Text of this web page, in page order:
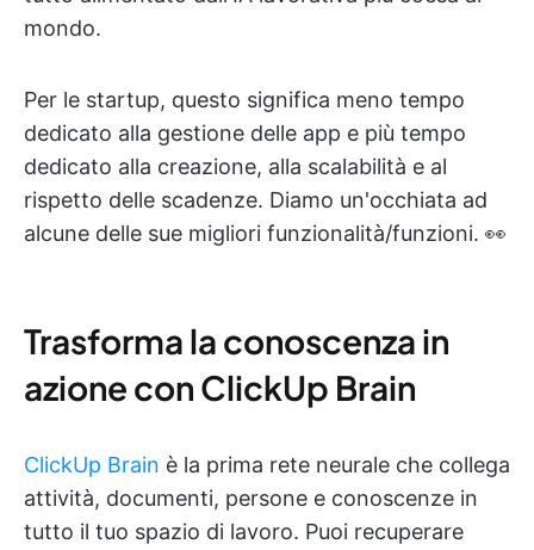
mondo.
Per le startup, questo significa meno tempo
dedicato alla gestione delle app e più tempo
dedicato alla creazione, alla scalabilità e al
rispetto delle scadenze. Diamo un'occhiata ad
alcune delle sue migliori funzionalità/funzioni. 👀
Trasforma la conoscenza in
azione con ClickUp Brain
ClickUp Brain è la prima rete neurale che collega
attività, documenti, persone e conoscenze in
tutto il tuo spazio di lavoro. Puoi recuperare